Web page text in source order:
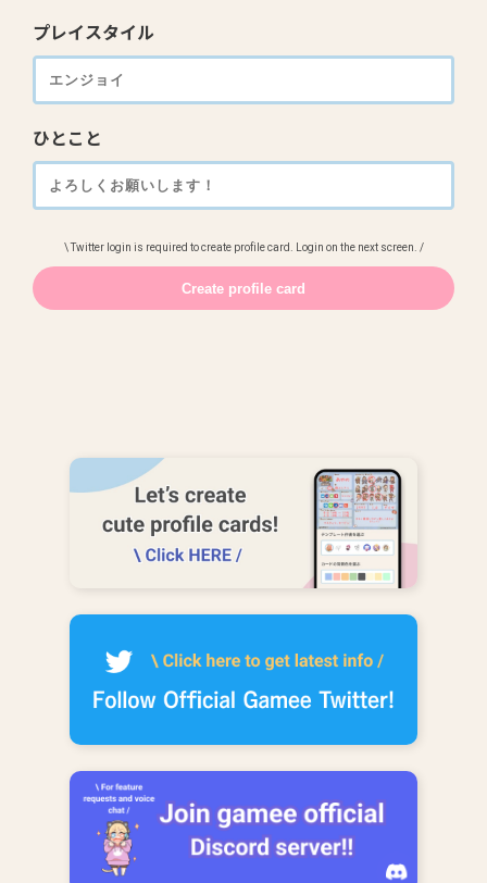
プレイスタイル
ひとこと
\ Twitter login is required to create profile card. Login on the next screen. /